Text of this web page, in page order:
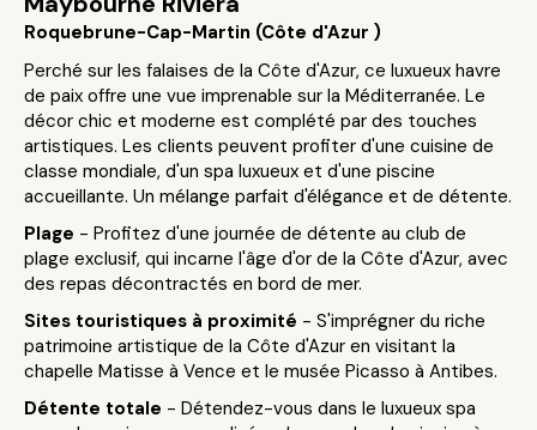
Roquebrune-Cap-Martin (Côte d'Azur )
Perché sur les falaises de la Côte d'Azur, ce luxueux havre
de paix offre une vue imprenable sur la Méditerranée. Le
décor chic et moderne est complété par des touches
artistiques. Les clients peuvent profiter d'une cuisine de
classe mondiale, d'un spa luxueux et d'une piscine
accueillante. Un mélange parfait d'élégance et de détente.
Plage - Profitez d'une journée de détente au club de
plage exclusif, qui incarne l'âge d'or de la Côte d'Azur, avec
des repas décontractés en bord de mer.
Sites touristiques à proximité - S'imprégner du riche
patrimoine artistique de la Côte d'Azur en visitant la
chapelle Matisse à Vence et le musée Picasso à Antibes.
Détente totale - Détendez-vous dans le luxueux spa